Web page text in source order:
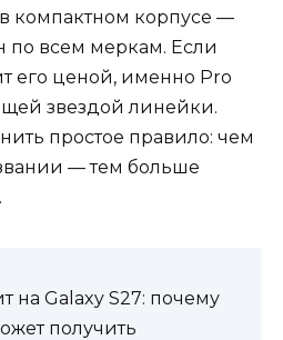
компактном корпусе —
по всем меркам. Если
его ценой, именно Pro
звездой линейки.
простое правило: чем
— тем больше
на Galaxy S27: почему
получить